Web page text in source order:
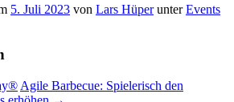
5. Juli 2023 von Lars HüperunterEvents
Agile Barbecue: Spielerisch den